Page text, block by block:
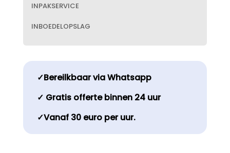
INPAKSERVICE
INBOEDELOPSLAG
✓Bereilkbaar via Whatsapp
✓ Gratis offerte binnen 24 uur
✓Vanaf 30 euro per uur.